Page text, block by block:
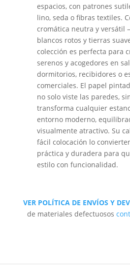
espacios, con patrones
lino, seda o fibras textiles.
cromática neutra y versátil
blancos rotos y tierras
colección es perfecta para
serenos y acogedores en
dormitorios, recibidores o
comerciales. El papel
no solo viste las paredes,
transforma cualquier
entorno moderno,
visualmente atractivo. Su
fácil colocación lo
práctica y duradera para
estilo con funcionalidad.
VER POLÍTICA DE ENVÍOS Y
de materiales defectuosos